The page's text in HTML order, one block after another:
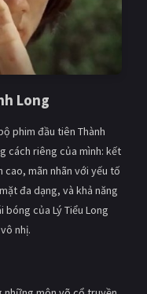
Long
phim đầu tiên Thành
cách riêng của mình: kết
mãn nhãn với yếu tố
đa dạng, và khả năng
của Lý Tiểu Long
nhị.